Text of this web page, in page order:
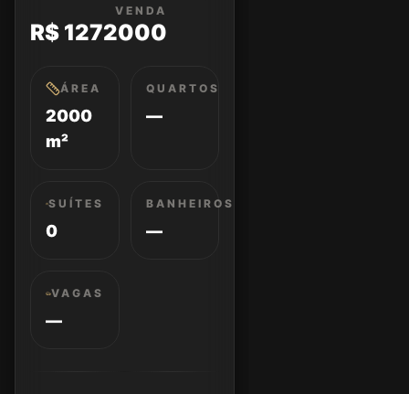
VENDA
R$ 1272000
ÁREA
2000
m²
QUARTOS
—
SUÍTES
0
BANHEIROS
—
VAGAS
—